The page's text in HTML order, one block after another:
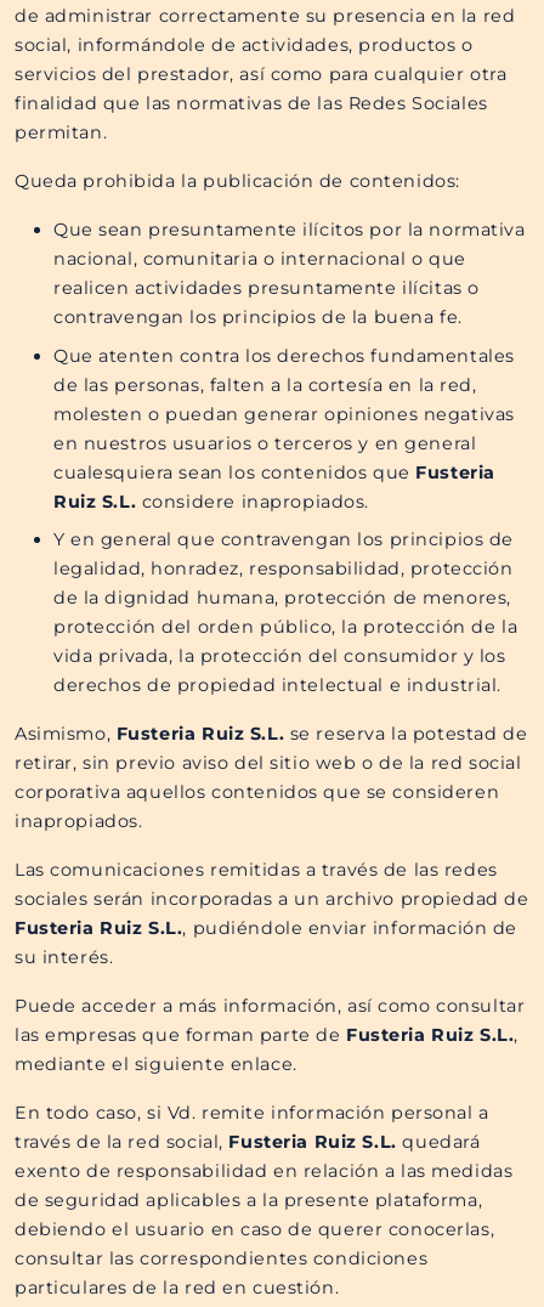
de administrar correctamente su presencia en la red
social, informándole de actividades, productos o
servicios del prestador, así como para cualquier otra
finalidad que las normativas de las Redes Sociales
permitan.
Queda prohibida la publicación de contenidos:
Que sean presuntamente ilícitos por la normativa
nacional, comunitaria o internacional o que
realicen actividades presuntamente ilícitas o
contravengan los principios de la buena fe.
Que atenten contra los derechos fundamentales
de las personas, falten a la cortesía en la red,
molesten o puedan generar opiniones negativas
en nuestros usuarios o terceros y en general
cualesquiera sean los contenidos que Fusteria
Ruiz S.L. considere inapropiados.
Y en general que contravengan los principios de
legalidad, honradez, responsabilidad, protección
de la dignidad humana, protección de menores,
protección del orden público, la protección de la
vida privada, la protección del consumidor y los
derechos de propiedad intelectual e industrial.
Asimismo, Fusteria Ruiz S.L. se reserva la potestad de
retirar, sin previo aviso del sitio web o de la red social
corporativa aquellos contenidos que se consideren
inapropiados.
Las comunicaciones remitidas a través de las redes
sociales serán incorporadas a un archivo propiedad de
Fusteria Ruiz S.L., pudiéndole enviar información de
su interés.
Puede acceder a más información, así como consultar
las empresas que forman parte de Fusteria Ruiz S.L.,
mediante el siguiente enlace.
En todo caso, si Vd. remite información personal a
través de la red social, Fusteria Ruiz S.L. quedará
exento de responsabilidad en relación a las medidas
de seguridad aplicables a la presente plataforma,
debiendo el usuario en caso de querer conocerlas,
consultar las correspondientes condiciones
particulares de la red en cuestión.